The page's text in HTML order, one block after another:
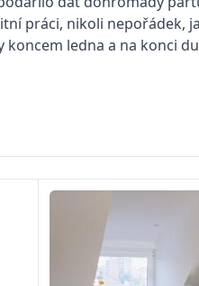
práci, nikoli nepořádek,
ledna a na konci